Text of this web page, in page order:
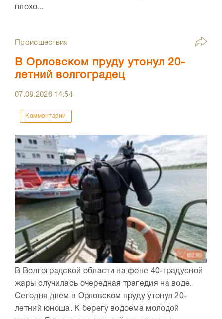
плохо...
Происшествия
В Орловском пруду утонул 20-
летний волгоградец
07.08.2026 14:54
Комментарии
В Волгоградской области на фоне 40-градусной
жары случилась очередная трагедия на воде.
Сегодня днем в Орловском пруду утонул 20-
летний юноша. К берегу водоема молодой